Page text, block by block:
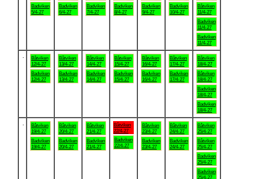
Badviken
5/4-27
Badviken
6/4-27
Badviken
7/4-27
Badviken
8/4-27
Badviken
9/4-27
Badviken
10/4-27
Båtviken
11/4-27
Badviken
11/4-27
Badviken
11/4-27
Båtviken
12/4-27
Badviken
12/4-27
Båtviken
13/4-27
Badviken
13/4-27
Båtviken
14/4-27
Badviken
14/4-27
Båtviken
15/4-27
Badviken
15/4-27
Båtviken
16/4-27
Badviken
16/4-27
Båtviken
17/4-27
Badviken
17/4-27
Båtviken
18/4-27
Båtviken
18/4-27
Badviken
18/4-27
Badviken
18/4-27
Båtviken
19/4-27
Badviken
19/4-27
Båtviken
20/4-27
Badviken
20/4-27
Båtviken
21/4-27
Badviken
21/4-27
Båtviken
22/4-27
Badviken
22/4-27
Båtviken
23/4-27
Badviken
23/4-27
Båtviken
24/4-27
Badviken
24/4-27
Båtviken
25/4-27
Båtviken
25/4-27
Badviken
25/4-27
Badviken
25/4-27